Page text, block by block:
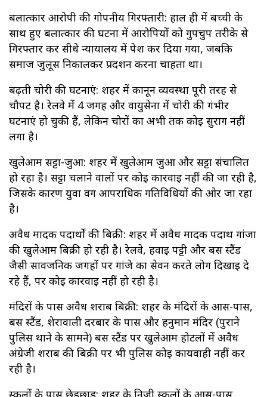
बलात्कार आरोपी की गोपनीय गिरफ्तारी: हाल ही में बच्ची के
साथ हुए बलात्कार की घटना में आरोपियों को गुपचुप तरीके से
गिरफ्तार कर सीधे न्यायालय में पेश कर दिया गया, जबकि
समाज जुलूस निकालकर प्रदर्शन करना चाहता था।
बढ़ती चोरी की घटनाएं: शहर में कानून व्यवस्था पूरी तरह से
चौपट है। रेलवे में 4 जगह और वायुसेना में चोरी की गंभीर
घटनाएं हो चुकी हैं, लेकिन चोरों का अभी तक कोई सुराग नहीं
लगा है।
खुलेआम सट्टा-जुआ: शहर में खुलेआम जुआ और सट्टा संचालित
हो रहा है। सट्टा चलाने वालों पर कोई कार्रवाई नहीं की जा रही है,
जिसके कारण युवा वर्ग आपराधिक गतिविधियों की ओर जा रहा
है।
अवैध मादक पदार्थों की बिक्री: शहर में अवैध मादक पदार्थ गांजा
की खुलेआम बिक्री हो रही है। रेलवे, हवाई पट्टी और बस स्टैंड
जैसी सार्वजनिक जगहों पर गांजे का सेवन करते लोग दिखाई दे
रहे हैं, पर कोई कार्रवाई नहीं हो रही है।
मंदिरों के पास अवैध शराब बिक्री: शहर के मंदिरों के आस-पास,
बस स्टैंड, शेरावाली दरबार के पास और हनुमान मंदिर (पुराने
पुलिस थाने के सामने) बस स्टैंड पर खुलेआम होटलों में अवैध
अंग्रेजी शराब की बिक्री पर भी पुलिस कोई कार्यवाही नहीं कर
रही है।
स्कूलों के पास छेड़छाड़: शहर के निजी स्कूलों के आस-पास